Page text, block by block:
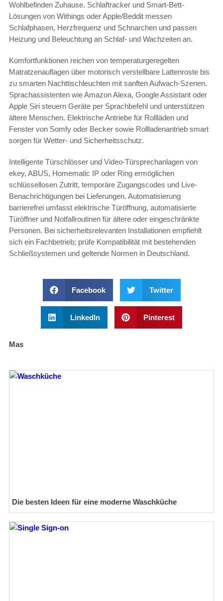
Wohlbefinden Zuhause. Schlaftracker und Smart-Bett-
Lösungen von Withings oder Apple/Beddit messen
Schlafphasen, Herzfrequenz und Schnarchen und passen
Heizung und Beleuchtung an Schlaf- und Wachzeiten an.
Komfortfunktionen reichen von temperaturgeregelten
Matratzenauflagen über motorisch verstellbare Lattenroste bis
zu smarten Nachttischleuchten mit sanften Aufwach-Szenen.
Sprachassistenten wie Amazon Alexa, Google Assistant oder
Apple Siri steuern Geräte per Sprachbefehl und unterstützen
ältere Menschen. Elektrische Antriebe für Rollläden und
Fenster von Somfy oder Becker sowie Rollladenantrieb smart
sorgen für Wetter- und Sicherheitsschutz.
Intelligente Türschlösser und Video-Türsprechanlagen von
ekey, ABUS, Homematic IP oder Ring ermöglichen
schlüssellosen Zutritt, temporäre Zugangscodes und Live-
Benachrichtigungen bei Lieferungen. Automatisierung
barrierefrei umfasst elektrische Türöffnung, automatisierte
Türöffner und Notfallroutinen für ältere oder eingeschränkte
Personen. Bei sicherheitsrelevanten Installationen empfiehlt
sich ein Fachbetrieb; prüfe Kompatibilität mit bestehenden
Schließsystemen und geltende Normen in Deutschland.
Facebook Twitter
LinkedIn Pinterest
Mas
Die besten Ideen für eine moderne Waschküche